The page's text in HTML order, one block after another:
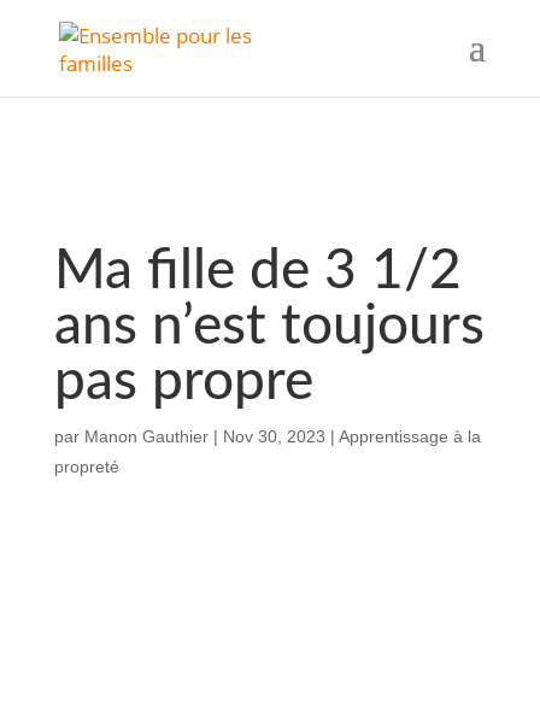
Ma fille de 3 1/2
ans n’est toujours
pas propre
par Manon Gauthier| Nov 30, 2023 | Apprentissage à la
propreté